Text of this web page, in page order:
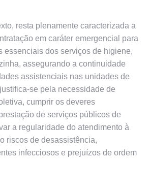
resta plenamente caracterizada a
em caráter emergencial para
essenciais dos serviços de higiene,
assegurando a continuidade
assistenciais nas unidades de
se pela necessidade de
cumprir os deveres
de serviços públicos de
a regularidade do atendimento à
riscos de desassistência,
infecciosos e prejuízos de ordem